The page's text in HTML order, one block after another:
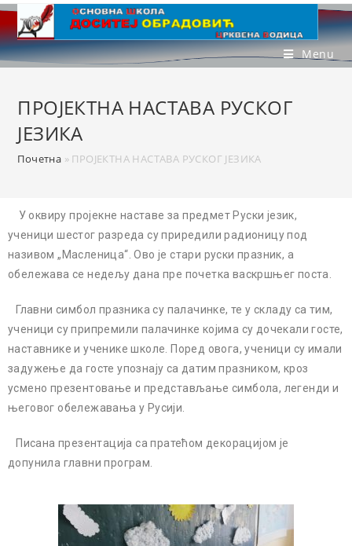
Menu
ПРОЈЕКТНА НАСТАВА РУСКОГ
ЈЕЗИКА
Почетна » ПРОЈЕКТНА НАСТАВА РУСКОГ ЈЕЗИКА
У оквиру пројекне наставе за предмет Руски језик,
ученици шестог разреда су приредили радионицу под
називом „Масленица“. Ово је стари руски празник, а
обележава се недељу дана пре почетка васкршњег поста.
Главни симбол празника су палачинке, те у складу са тим,
ученици су припремили палачинке којима су дочекали госте,
наставнике и ученике школе. Поред овога, ученици су имали
задужење да госте упознају са датим празником, кроз
усмено презентовање и представљање симбола, легенди и
његовог обележавања у Русији.
Писана презентација са пратећом декорацијом је
допунила главни програм.